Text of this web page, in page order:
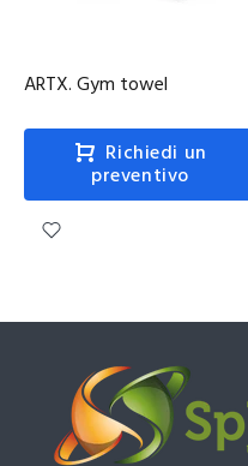
ARTX. Gym towel
Richiedi un
preventivo